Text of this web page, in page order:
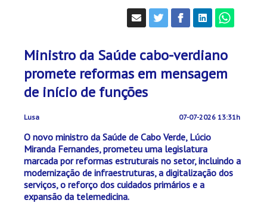
Ministro da Saúde cabo-verdiano
promete reformas em mensagem
de início de funções
Lusa 07-07-2026 13:31h
O novo ministro da Saúde de Cabo Verde, Lúcio
Miranda Fernandes, prometeu uma legislatura
marcada por reformas estruturais no setor, incluindo a
modernização de infraestruturas, a digitalização dos
serviços, o reforço dos cuidados primários e a
expansão da telemedicina.